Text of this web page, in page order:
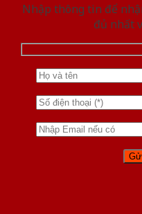
Nhập thông tin để
đủ nhất